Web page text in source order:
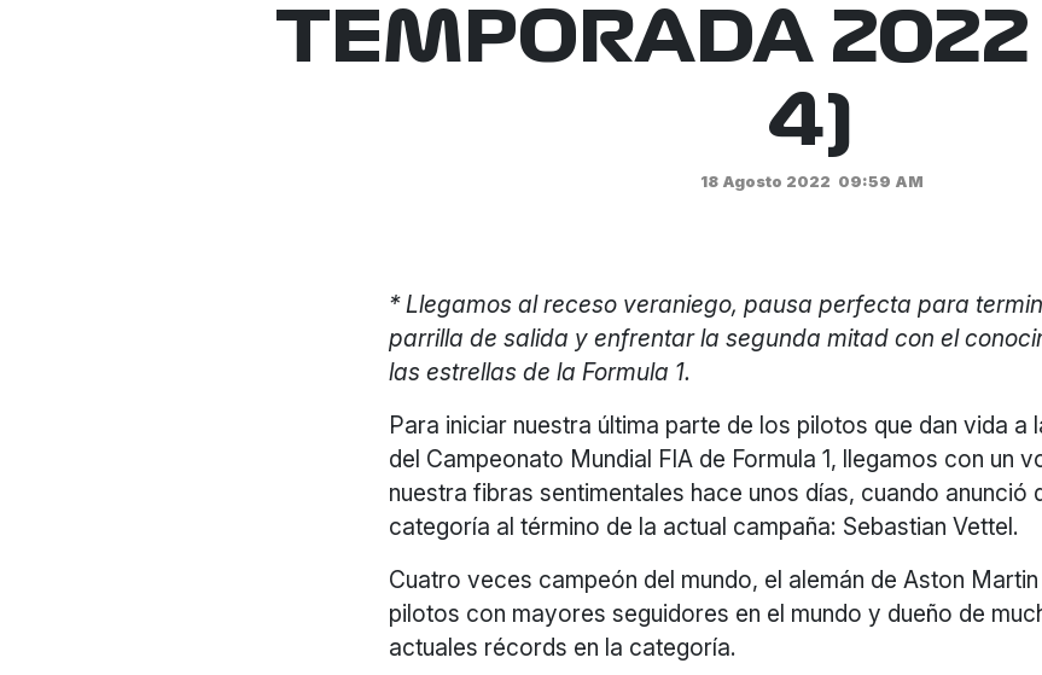
TEMPORADA 2022
4)
18 Agosto 2022 09:59 AM
* Llegamos al receso veraniego, pausa perfecta para
parrilla de salida y enfrentar la segunda mitad con el
las estrellas de la Formula 1.
Para iniciar nuestra última parte de los pilotos que dan vida a
del Campeonato Mundial FIA de Formula 1, llegamos con un
nuestra fibras sentimentales hace unos días, cuando anunció
categoría al término de la actual campaña: Sebastian Vettel.
Cuatro veces campeón del mundo, el alemán de Aston
pilotos con mayores seguidores en el mundo y dueño de
actuales récords en la categoría.